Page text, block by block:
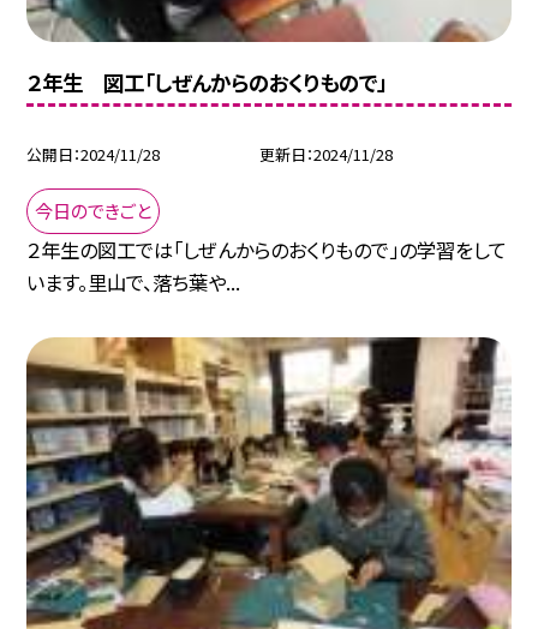
２年生 図工「しぜんからのおくりもので」
公開日 2024/11/28 更新日 2024/11/28
今日のできごと
２年生の図工では「しぜんからのおくりもので」の学習をして
います。里山で、落ち葉や...